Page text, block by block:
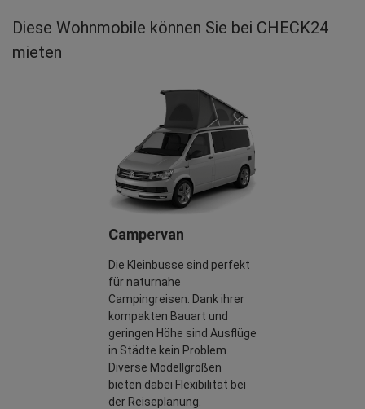
Diese Wohnmobile können Sie bei CHECK24
mieten
Campervan
Die Kleinbusse sind perfekt
für naturnahe
Campingreisen. Dank ihrer
kompakten Bauart und
geringen Höhe sind Ausflüge
in Städte kein Problem.
Diverse Modellgrößen
bieten dabei Flexibilität bei
der Reiseplanung.